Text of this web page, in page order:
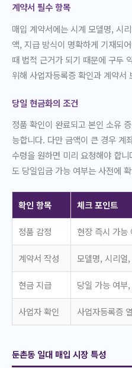
계약서 필수 항목
매입 계약서에는 시계 모델명, 시
액, 지급 방식이 명확하게 기재되
때 법적 근거가 되기 때문에 구두
위해 사업자등록증 확인과 계약서
당일 현금화의 조건
정품 확인이 완료되고 본인 소유
능합니다. 다만 금액이 큰 경우 계
수령을 원하면 미리 요청해야 합
도 당일입금 가능 여부는 사전에
확인 항목 체크 포인트
정품 감정 현장 즉시 가능
계약서 작성 모델명, 시리얼
현금 지급 당일 가능 여부
사업자 확인 사업자등록증
둔촌동 일대 매입 시장 특성